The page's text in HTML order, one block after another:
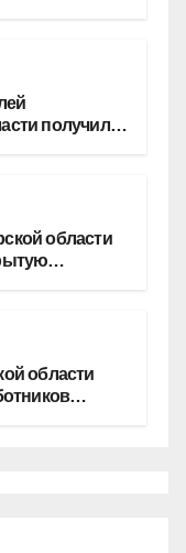
получили
области
области